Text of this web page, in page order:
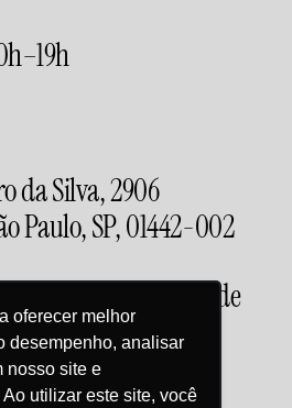
oferecer melhor
desempenho, analisar
nosso site e
utilizar este site, você
da Silva, 2906
Paulo, SP, 01442-002
e o calendário de
da Silva, 2906
Paulo, SP, 01442-002
e o calendário de
da Claraboia.